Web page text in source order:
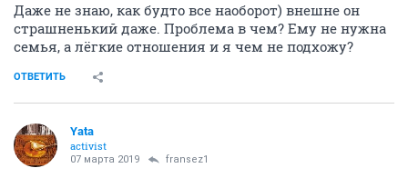
Даже не знаю, как будто все наоборот) внешне он
страшненький даже. Проблема в чем? Ему не нужна
семья, а лёгкие отношения и я чем не подхожу?
ОТВЕТИТЬ
Yata
activist
07 марта 2019 fransez1